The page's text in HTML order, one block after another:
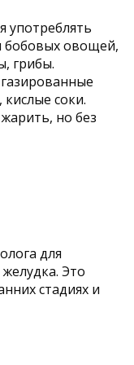
употреблять
бобовых овощей,
грибы.
соки.
но без
для
Это
стадиях и